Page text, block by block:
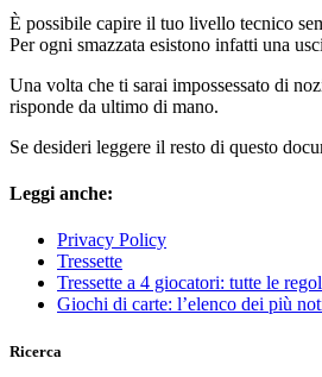
È possibile capire il tuo livello tecnico
Per ogni smazzata esistono infatti una
Una volta che ti sarai impossessato di
risponde da ultimo di mano.
Se desideri leggere il resto di questo
Leggi anche:
Privacy Policy
Tressette
Tressette a 4 giocatori: tutte le
Giochi di carte: l’elenco dei più
Ricerca